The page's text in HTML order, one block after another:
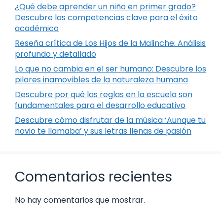
¿Qué debe aprender un niño en primer grado?
Descubre las competencias clave para el éxito
académico
Reseña crítica de Los Hijos de la Malinche: Análisis
profundo y detallado
Lo que no cambia en el ser humano: Descubre los
pilares inamovibles de la naturaleza humana
Descubre por qué las reglas en la escuela son
fundamentales para el desarrollo educativo
Descubre cómo disfrutar de la música ‘Aunque tu
novio te llamaba’ y sus letras llenas de pasión
Comentarios recientes
No hay comentarios que mostrar.